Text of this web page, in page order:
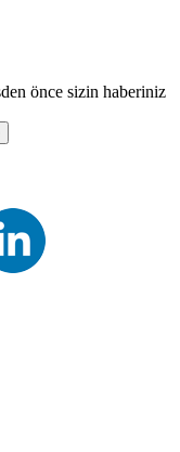
önce sizin haberiniz